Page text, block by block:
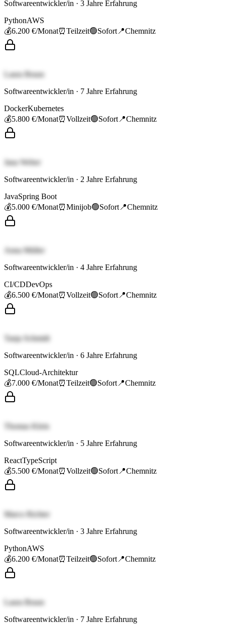
Softwareentwickler/in · 3 Jahre Erfahrung
PythonAWS
💰6.200 €/Monat⏰Teilzeit🟢Sofort 📍Chemnitz
Laura Braun
Softwareentwickler/in · 7 Jahre Erfahrung
DockerKubernetes
💰5.800 €/Monat⏰Vollzeit🟢Sofort 📍Chemnitz
Jana Weber
Softwareentwickler/in · 2 Jahre Erfahrung
JavaSpring Boot
💰5.000 €/Monat⏰Minijob🟢Sofort 📍Chemnitz
Anna Müller
Softwareentwickler/in · 4 Jahre Erfahrung
CI/CDDevOps
💰6.500 €/Monat⏰Vollzeit🟢Sofort 📍Chemnitz
Tanja Schmidt
Softwareentwickler/in · 6 Jahre Erfahrung
SQLCloud-Architektur
💰7.000 €/Monat⏰Teilzeit🟢Sofort 📍Chemnitz
Thomas Klein
Softwareentwickler/in · 5 Jahre Erfahrung
ReactTypeScript
💰5.500 €/Monat⏰Vollzeit🟢Sofort 📍Chemnitz
Marco Richter
Softwareentwickler/in · 3 Jahre Erfahrung
PythonAWS
💰6.200 €/Monat⏰Teilzeit🟢Sofort 📍Chemnitz
Laura Braun
Softwareentwickler/in · 7 Jahre Erfahrung